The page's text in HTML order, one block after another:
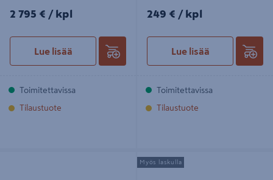
2795€/kpl
2 795 € / kpl
Lue lisää
Toimitettavissa
Tilaustuote
249€/kpl
249 € / kpl
Lue lisää
Toimitettavissa
Tilaustuote
Pihasauna Luoman Riekko 5,9 m² +
terassi
Myös laskulla